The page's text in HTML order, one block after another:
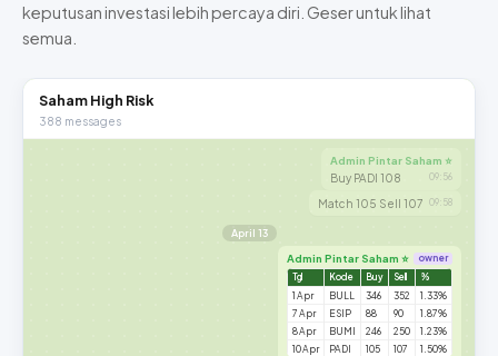
keputusan investasi lebih percaya diri. Geser untuk lihat
semua.
Saham High Risk
388 messages
Admin Pintar Saham ⭐
Buy PADI 108
09:56
Match 105 Sell 107 09:58
April 13
Admin Pintar Saham ⭐
owner
Tgl
Kode Buy Sell %
1 Apr BULL 346 352
1.33%
7 Apr
ESIP 88 90
1.87%
8 Apr
BUMI 246 250
1.23%
10 Apr
PADI 105 107
1.50%